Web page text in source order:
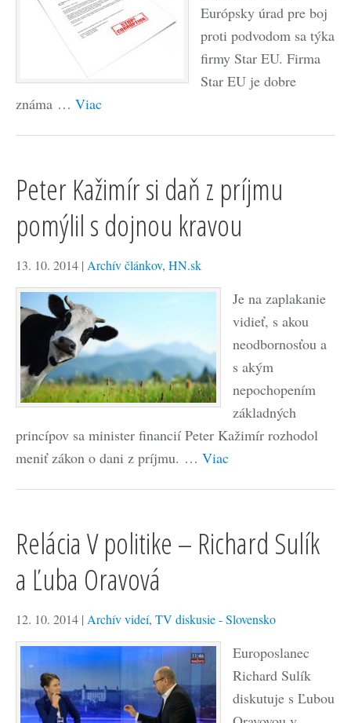
Európsky úrad pre boj
proti podvodom sa týka
firmy Star EU. Firma
Star EU je dobre
známa … Viac
Peter Kažimír si daň z príjmu
pomýlil s dojnou kravou
13. 10. 2014 | Archív článkov, HN.sk
Je na zaplakanie
vidieť, s akou
neodbornosťou a
s akým
nepochopením
základných
princípov sa minister financií Peter Kažimír rozhodol
meniť zákon o dani z príjmu. … Viac
Relácia V politike – Richard Sulík
a Ľuba Oravová
12. 10. 2014 | Archív videí, TV diskusie - Slovensko
Europoslanec
Richard Sulík
diskutuje s Ľubou